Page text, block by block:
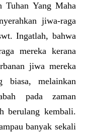
Tuhan Yang Maha
jiwa-raga
Ingatlah, bahwa
mereka kerana
jiwa mereka
biasa, melainkan
pada zaman
berulang kembali.
banyak sekali